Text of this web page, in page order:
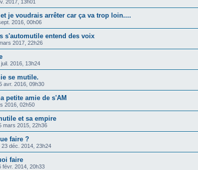
2017, 13h01
je voudrais arrêter car ça va trop loin....
2016, 00h06
s'automutile entend des voix
2017, 22h26
2016, 13h24
se mutile.
avr. 2016, 09h30
petite amie de s'AM
2016, 02h50
et sa empire
mars 2015, 22h36
faire ?
23 déc. 2014, 23h24
faire
févr. 2014, 20h33